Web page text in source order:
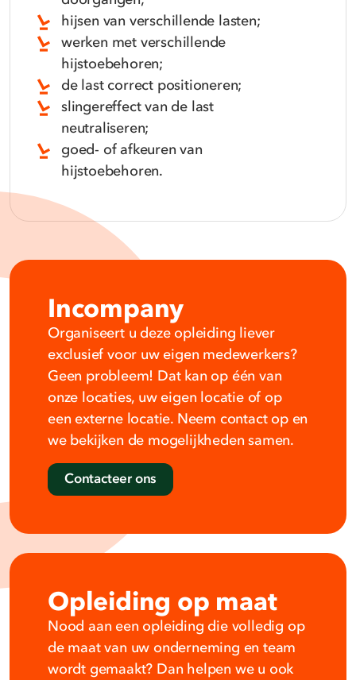
hijsen van verschillende lasten;
werken met verschillende
hijstoebehoren;
de last correct positioneren;
slingereffect van de last
neutraliseren;
goed- of afkeuren van
hijstoebehoren.
Incompany
Organiseert u deze opleiding liever
exclusief voor uw eigen medewerkers?
Geen probleem! Dat kan op één van
onze locaties, uw eigen locatie of op
een externe locatie. Neem contact op en
we bekijken de mogelijkheden samen.
Contacteer ons
Opleiding op maat
Nood aan een opleiding die volledig op
de maat van uw onderneming en team
wordt gemaakt? Dan helpen we u ook